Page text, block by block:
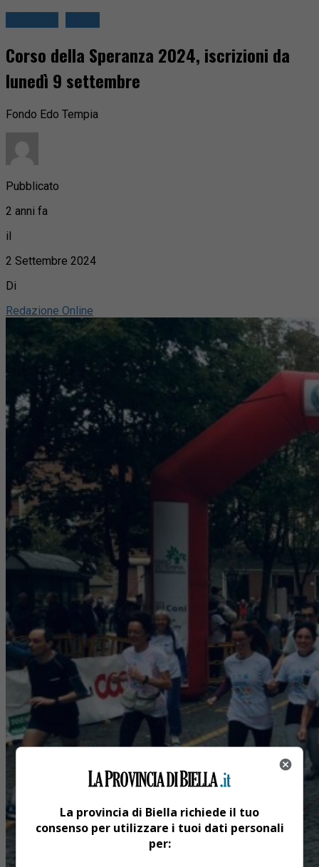
Corso della Speranza 2024, iscrizioni da
lunedì 9 settembre
Fondo Edo Tempia
Pubblicato
2 anni fa
il
2 Settembre 2024
Di
Redazione Online
La provincia di Biella richiede il tuo
consenso per utilizzare i tuoi dati personali
per: